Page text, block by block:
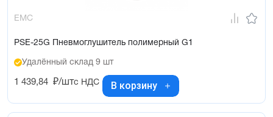
EMC
PSE-25G Пневмоглушитель полимерный G1
Удалённый склад 9 шт
1 439,84 ₽/штс НДС В корзину